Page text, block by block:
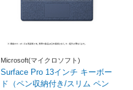
Microsoft(マイクロソフト)
Surface Pro 13インチ キーボー
ド（ペン収納付き/スリム ペン